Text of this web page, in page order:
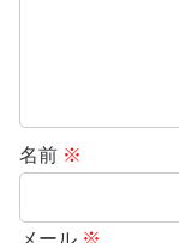
名前 ※
メール ※